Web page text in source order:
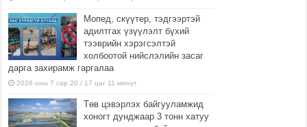
Мопед, скүүтер, тэдгээртэй
адилтгах үзүүлэлт бүхий
тээврийн хэрэгсэлтэй
холбоотой нийслэлийн засаг
дарга захирамж гаргалаа
2026 оны 7 сар 20 / 17 цаг 11 минут
Төв цэвэрлэх байгууламжид
хоногт дунджаар 3 тонн хатуу